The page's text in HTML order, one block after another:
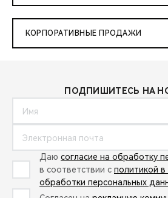
КОРПОРАТИВНЫЕ ПРОДАЖИ
ПОДПИШИТЕСЬ НА
Даю согласие на обработку
в соответствии с политикой
обработки персональных